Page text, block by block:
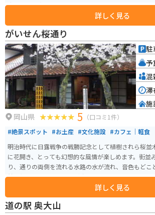
出している点です。売店では、ひめのもちを使用した
などが豊富に並んでおり、食堂ではお餅が入ったうど
かしたメニューを楽しむことができます。 また、道の駅のすぐそばには、施
設名の由来にもなっている「がいせん桜通り」があり
戦争の勝利を記念して植えられた132本のソメイヨシ
木を作り、多くの観光客で賑わいます。 建物自体も宿場町の景観に配慮した
和風の造りとなっており、新庄村の豊かな自然や歴史
るスポットです。
詳しく見る
がいせん桜通り
岡山県 5 （口コミ1件）
#絶景スポット #お土産 #文化施設 #カフェ｜軽食
明治時代に日露戦争の戦勝記念として植樹されら桜並
に花開き、とっても幻想的な風情が楽しめます。街並
り、通りの両側を流れる水路の水が流れ、音色もどこ
然の優しさを感じることが出来ます。
詳しく見る
駐
予
混
滞
施
道の駅 奥大山